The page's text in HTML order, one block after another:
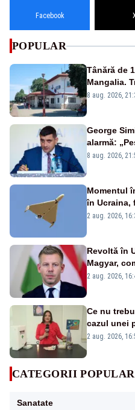
Facebook
POPULAR
Tânără de
Mangalia.
liniile
8 aug. 2026,
George
alarmă:
vedem
8 aug. 2026,
Momentul
în Ucraina,
sunetul
2 aug. 2026,
Revoltă în
Magyar,
anunțul
2 aug. 2026,
Ce nu
cazul unei
2 aug. 2026,
CATEGORII
Sanatate